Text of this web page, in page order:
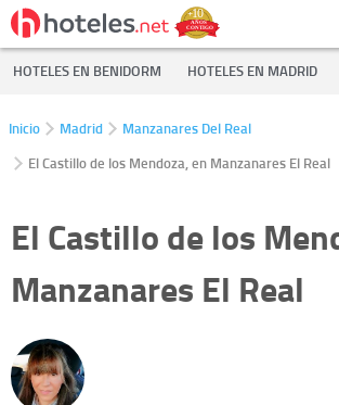
HOTELES EN BENIDORM HOTELES EN MADRID
Inicio Madrid
Manzanares Del Real
El Castillo de los Mendoza, en Manzanares El Real
El Castillo de los
Manzanares El Real